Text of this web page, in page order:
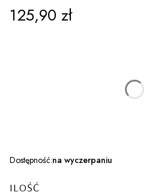
Cena
125,90 zł
Dostępność:na wyczerpaniu
ILOŚĆ